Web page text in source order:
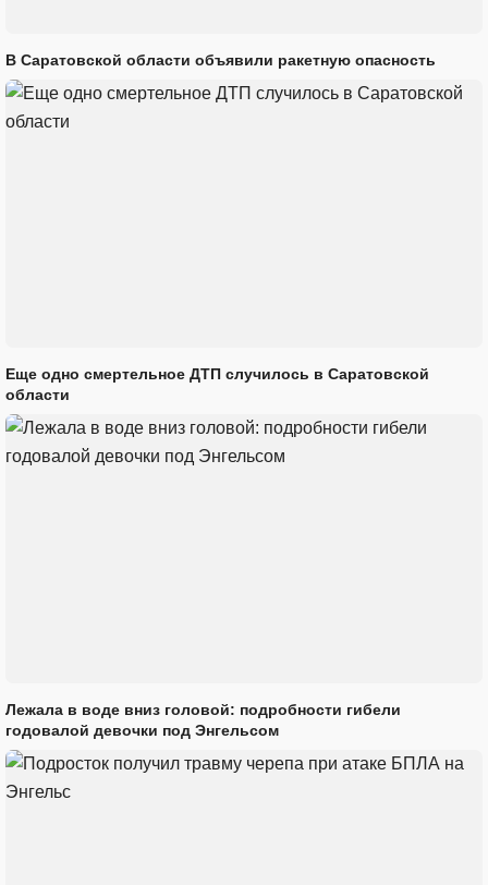
В Саратовской области объявили ракетную опасность
Еще одно смертельное ДТП случилось в Саратовской
области
Лежала в воде вниз головой: подробности гибели
годовалой девочки под Энгельсом